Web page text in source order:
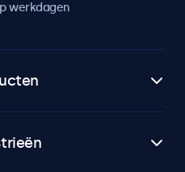
werkdagen